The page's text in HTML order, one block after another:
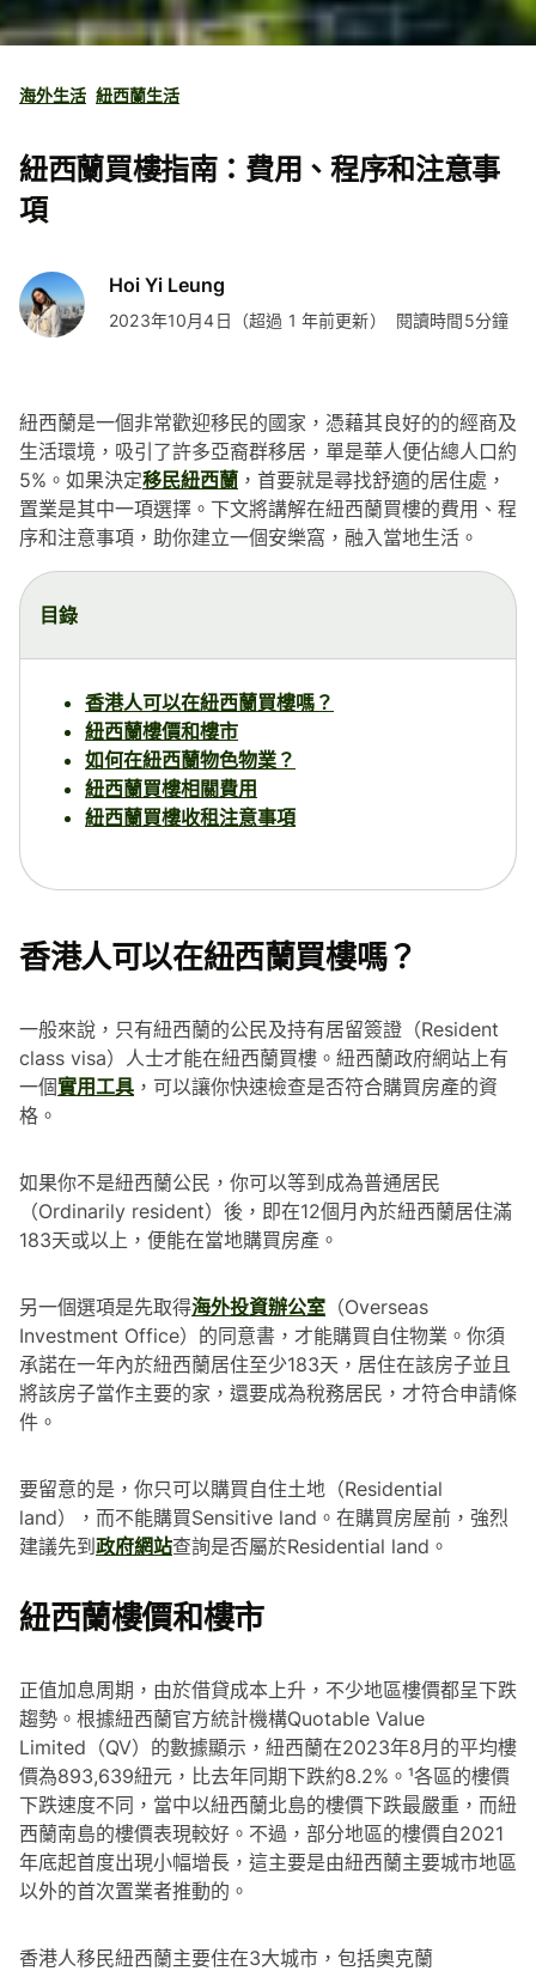
海外生活 紐西蘭生活
紐西蘭買樓指南：費用、程序和注意事
項
Hoi Yi Leung
2023年10月4日（超過 1 年前更新） 閱讀時間5分鐘
紐西蘭是一個非常歡迎移民的國家，憑藉其良好的的經商及
生活環境，吸引了許多亞裔群移居，單是華人便佔總人口約
5%。如果決定移民紐西蘭 ，首要就是尋找舒適的居住處，
置業是其中一項選擇。下文將講解在紐西蘭買樓的費用、程
序和注意事項，助你建立一個安樂窩，融入當地生活。
目錄
香港人可以在紐西蘭買樓嗎？
紐西蘭樓價和樓市
如何在紐西蘭物色物業？
紐西蘭買樓相關費用
紐西蘭買樓收租注意事項
香港人可以在紐西蘭買樓嗎？
一般來說，只有紐西蘭的公民及持有居留簽證（Resident
class visa）人士才能在紐西蘭買樓。紐西蘭政府網站上有
一個實用工具 ，可以讓你快速檢查是否符合購買房產的資
格。
如果你不是紐西蘭公民，你可以等到成為普通居民
（Ordinarily resident）後，即在12個月內於紐西蘭居住滿
183天或以上，便能在當地購買房產。
另一個選項是先取得海外投資辦公室 （Overseas
Investment Office）的同意書，才能購買自住物業。你須
承諾在一年內於紐西蘭居住至少183天，居住在該房子並且
將該房子當作主要的家，還要成為稅務居民，才符合申請條
件。
要留意的是，你只可以購買自住土地（Residential
land），而不能購買Sensitive land。在購買房屋前，強烈
建議先到政府網站查詢是否屬於Residential land。
紐西蘭樓價和樓市
正值加息周期，由於借貸成本上升，不少地區樓價都呈下跌
趨勢。根據紐西蘭官方統計機構Quotable Value
Limited（QV）的數據顯示，紐西蘭在2023年8月的平均樓
價為893,639紐元，比去年同期下跌約8.2%。¹各區的樓價
下跌速度不同，當中以紐西蘭北島的樓價下跌最嚴重，而紐
西蘭南島的樓價表現較好。不過，部分地區的樓價自2021
年底起首度出現小幅增長，這主要是由紐西蘭主要城市地區
以外的首次置業者推動的。
香港人移民紐西蘭主要住在3大城市，包括奧克蘭